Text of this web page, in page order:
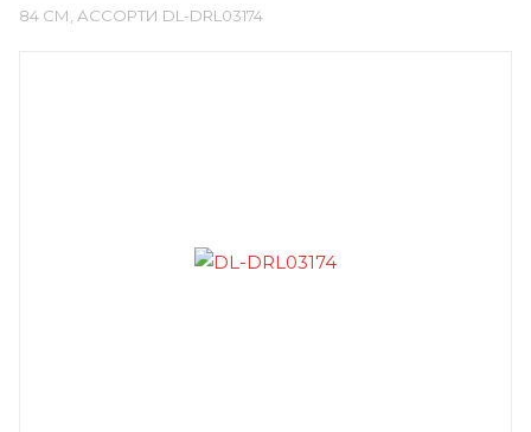
84 СМ, АССОРТИ DL-DRL03174